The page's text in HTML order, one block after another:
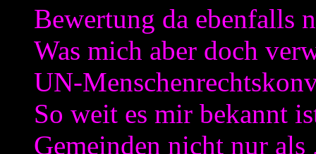
Bewertung da ebenfalls
Was mich aber doch
UN-
So weit es mir bekannt
Gemeinden nicht nur als